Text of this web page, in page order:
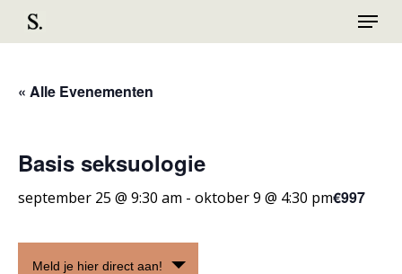
content
Menu
« Alle Evenementen
Basis seksuologie
september 25 @ 9:30 am - oktober 9 @ 4:30 pm€997
Meld je hier direct aan!